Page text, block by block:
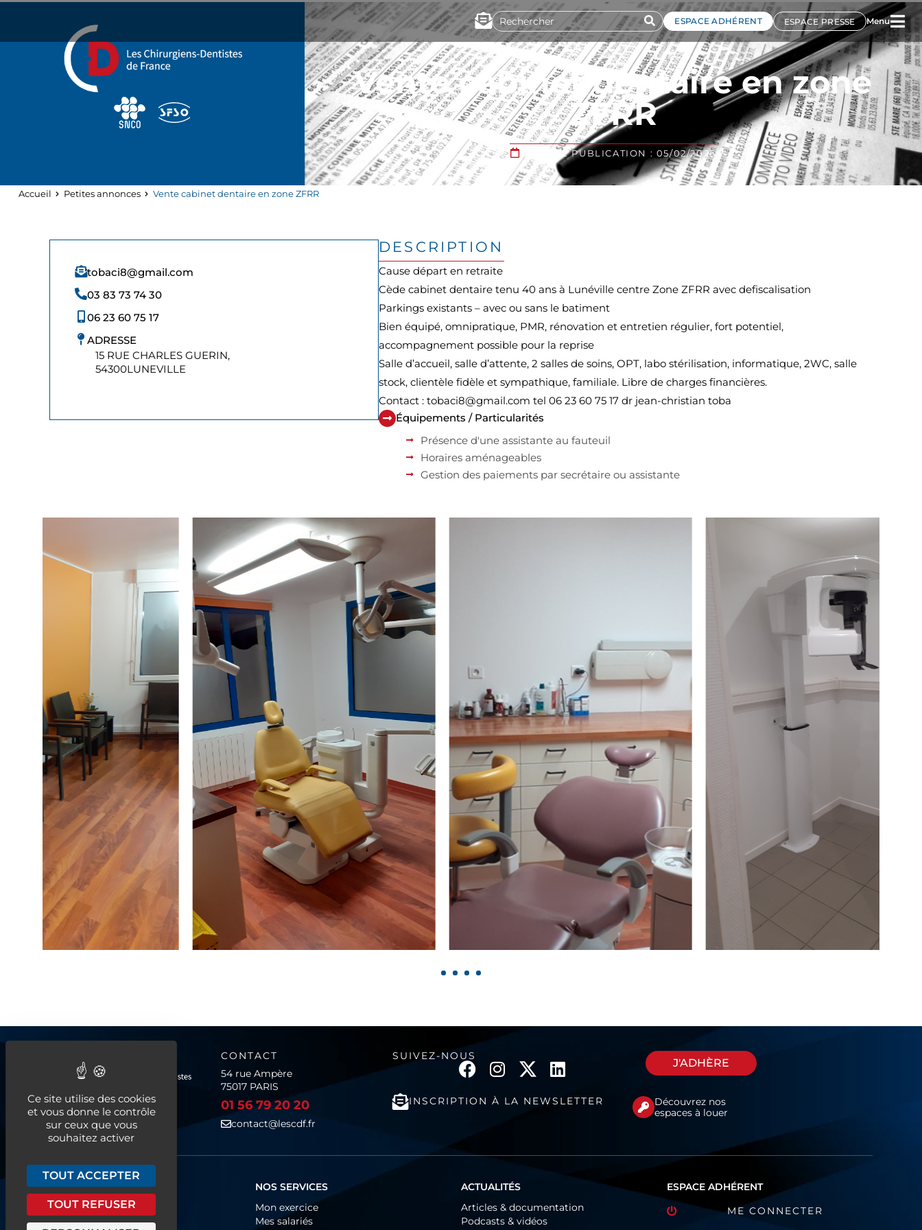
ESPACE ADHÉRENT ESPACE PRESSE Menu
Vente cabinet dentaire en zone
ZFRR
DATE DE PUBLICATION : 05/02/2026
Accueil Petites annonces Vente cabinet dentaire en zone ZFRR
tobaci8@gmail.com
03 83 73 74 30
06 23 60 75 17
ADRESSE
15 RUE CHARLES GUERIN,
54300LUNEVILLE
DESCRIPTION
Cause départ en retraite
Cède cabinet dentaire tenu 40 ans à Lunéville centre Zone ZFRR avec defiscalisation
Parkings existants – avec ou sans le batiment
Bien équipé, omnipratique, PMR, rénovation et entretien régulier, fort potentiel,
accompagnement possible pour la reprise
Salle d’accueil, salle d’attente, 2 salles de soins, OPT, labo stérilisation, informatique, 2WC, salle
stock, clientèle fidèle et sympathique, familiale. Libre de charges financières.
Contact : tobaci8@gmail.com tel 06 23 60 75 17 dr jean-christian toba
Équipements / Particularités
Présence d'une assistante au fauteuil
Horaires aménageables
Gestion des paiements par secrétaire ou assistante
CONTACT
54 rue Ampère
75017 PARIS
01 56 79 20 20
contact@lescdf.fr
SUIVEZ-NOUS
INSCRIPTION À LA NEWSLETTER
J'ADHÈRE
Découvrez nos
espaces à louer
QUI SOMMES-NOUS ?
Fonctionnement
Organigramme
NOS SERVICES
Mon exercice
Mes salariés
ACTUALITÉS
Articles & documentation
Podcasts & vidéos
ESPACE ADHÉRENT
ME CONNECTER
Ce site utilise des cookies
et vous donne le contrôle
sur ceux que vous
souhaitez activer
TOUT ACCEPTER
TOUT REFUSER